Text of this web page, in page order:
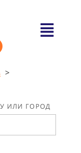
>
ИЛИ ГОРОД